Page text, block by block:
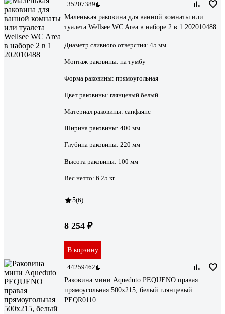
35207389
Маленькая раковина для ванной комнаты или
туалета Wellsee WC Area в наборе 2 в 1 202010488
Диаметр сливного отверстия: 45 мм
Монтаж раковины: на тумбу
Форма раковины: прямоугольная
Цвет раковины: глянцевый белый
Материал раковины: санфаянс
Ширина раковины: 400 мм
Глубина раковины: 220 мм
Высота раковины: 100 мм
Вес нетто: 6.25 кг
5(6)
8 254 ₽
В корзину
44259462
Раковина мини Aqueduto PEQUENO правая
прямоугольная 500х215, белый глянцевый
PEQR0110